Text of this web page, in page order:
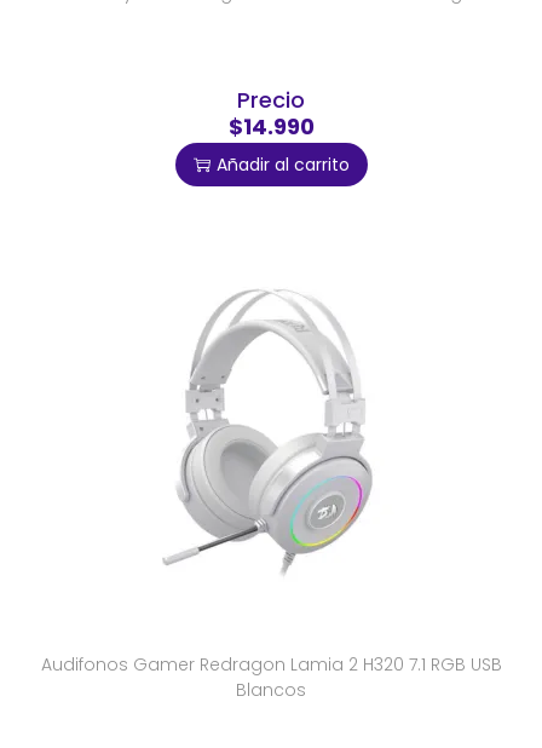
Precio
$14.990
Añadir al carrito
Audifonos Gamer Redragon Lamia 2 H320 7.1 RGB USB
Blancos